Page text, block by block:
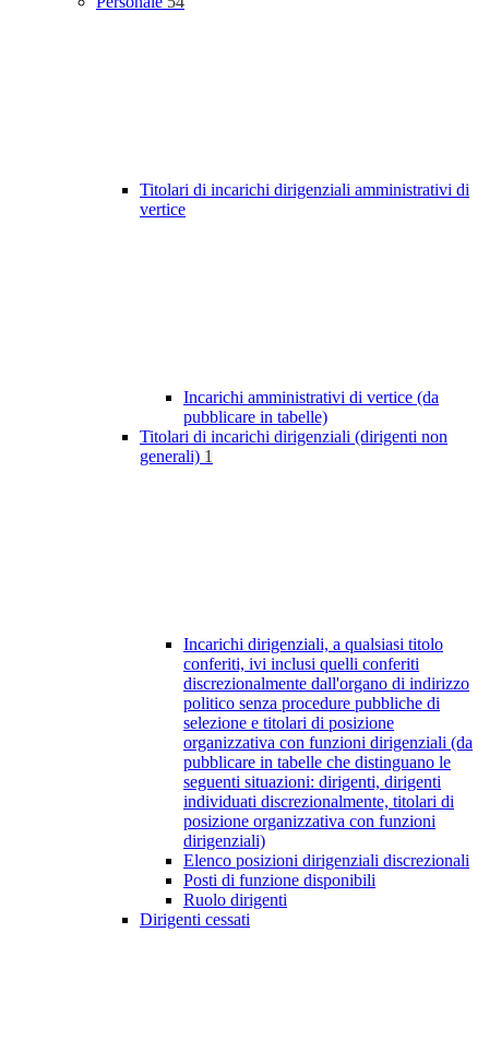
Titolari di incarichi dirigenziali amministrativi di
vertice
Incarichi amministrativi di vertice (da
pubblicare in tabelle)
Titolari di incarichi dirigenziali (dirigenti non
generali) 1
Incarichi dirigenziali, a qualsiasi titolo
conferiti, ivi inclusi quelli conferiti
discrezionalmente dall'organo di indirizzo
politico senza procedure pubbliche di
selezione e titolari di posizione
organizzativa con funzioni dirigenziali (da
pubblicare in tabelle che distinguano le
seguenti situazioni: dirigenti, dirigenti
individuati discrezionalmente, titolari di
posizione organizzativa con funzioni
dirigenziali)
Elenco posizioni dirigenziali discrezionali
Posti di funzione disponibili
Ruolo dirigenti
Dirigenti cessati